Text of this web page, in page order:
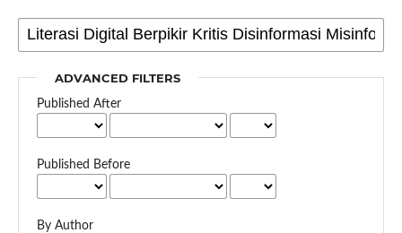
ADVANCED FILTERS
Published After
Published Before
By Author